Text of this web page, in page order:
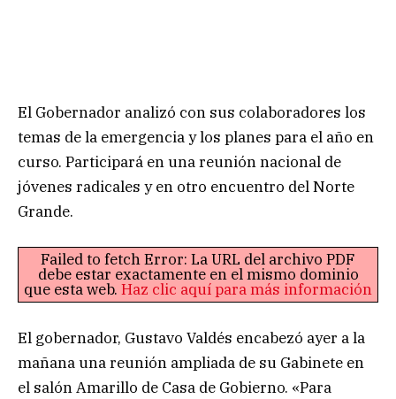
El Gobernador analizó con sus colaboradores los
temas de la emergencia y los planes para el año en
curso. Participará en una reunión nacional de
jóvenes radicales y en otro encuentro del Norte
Grande.
Failed to fetch Error: La URL del archivo PDF
debe estar exactamente en el mismo dominio
que esta web. Haz clic aquí para más información
El gobernador, Gustavo Valdés encabezó ayer a la
mañana una reunión ampliada de su Gabinete en
el salón Amarillo de Casa de Gobierno. «Para